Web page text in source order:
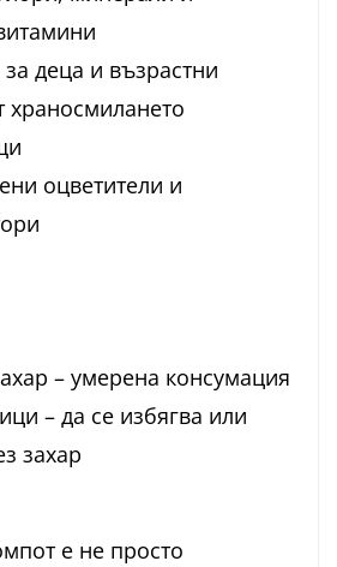
деца и възрастни
храносмилането
оцветители и
– умерена консумация
– да се избягва или
захар
е не просто